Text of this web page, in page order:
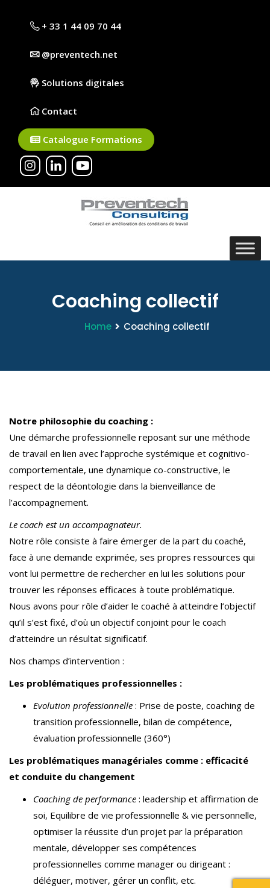
+ 33 1 44 09 70 44
@preventech.net
Solutions digitales
Contact
Catalogue Formations
Coaching collectif
Home Coaching collectif
Notre philosophie du coaching :
Une démarche professionnelle reposant sur une méthode
de travail en lien avec l’approche systémique et cognitivo-
comportementale, une dynamique co-constructive, le
respect de la déontologie dans la bienveillance de
l’accompagnement.
Le coach est un accompagnateur.
Notre rôle consiste à faire émerger de la part du coaché,
face à une demande exprimée, ses propres ressources qui
vont lui permettre de rechercher en lui les solutions pour
trouver les réponses efficaces à toute problématique.
Nous avons pour rôle d’aider le coaché à atteindre l’objectif
qu’il s’est fixé, d’où un objectif conjoint pour le coach
d’atteindre un résultat significatif.
Nos champs d’intervention :
Les problématiques professionnelles :
Evolution professionnelle : Prise de poste, coaching de
transition professionnelle, bilan de compétence,
évaluation professionnelle (360°)
Les problématiques managériales comme : efficacité
et conduite du changement
Coaching de performance : leadership et affirmation de
soi, Equilibre de vie professionnelle & vie personnelle,
optimiser la réussite d’un projet par la préparation
mentale, développer ses compétences
professionnelles comme manager ou dirigeant :
déléguer, motiver, gérer un conflit, etc.